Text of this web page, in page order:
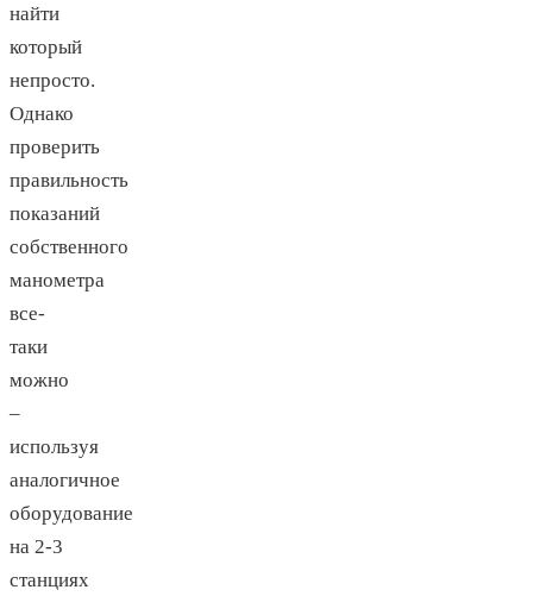
найти
который
непросто.
Однако
проверить
правильность
показаний
собственного
манометра
все-
таки
можно
–
используя
аналогичное
оборудование
на 2-3
станциях